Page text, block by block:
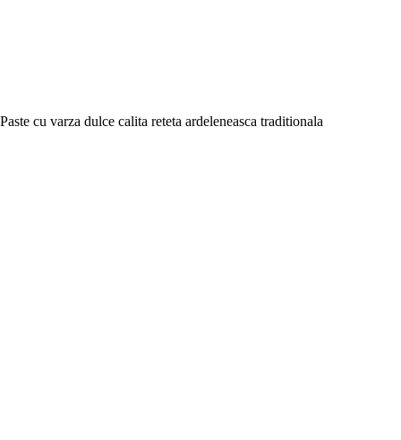
Paste cu varza dulce calita reteta ardeleneasca traditionala